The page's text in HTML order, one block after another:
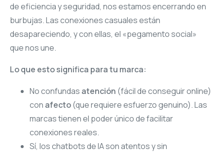
de eficiencia y seguridad, nos estamos encerrando en
burbujas. Las conexiones casuales están
desapareciendo, y con ellas, el «pegamento social»
que nos une.
Lo que esto significa para tu marca:
No confundas atención (fácil de conseguir online)
con afecto(que requiere esfuerzo genuino). Las
marcas tienen el poder único de facilitar
conexiones reales.
Sí, los chatbots de IA son atentos y sin